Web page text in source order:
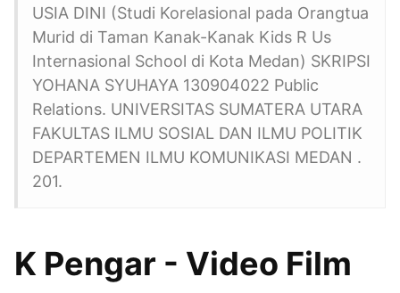
USIA DINI (Studi Korelasional pada Orangtua
Murid di Taman Kanak-Kanak Kids R Us
Internasional School di Kota Medan) SKRIPSI
YOHANA SYUHAYA 130904022 Public
Relations. UNIVERSITAS SUMATERA UTARA
FAKULTAS ILMU SOSIAL DAN ILMU POLITIK
DEPARTEMEN ILMU KOMUNIKASI MEDAN .
201.
K Pengar - Video Film